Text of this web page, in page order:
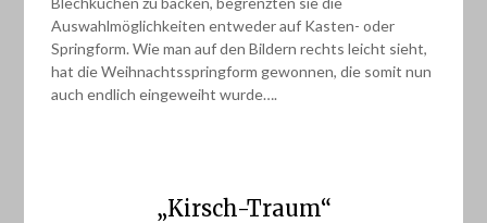
Auswahlmöglichkeiten entweder auf Kasten- oder
Springform. Wie man auf den Bildern rechts leicht sieht,
hat die Weihnachtsspringform gewonnen, die somit nun
auch endlich eingeweiht wurde….
„Kirsch-Traum“